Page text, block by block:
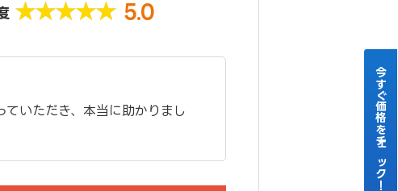
5.0
いただき、本当に助かりまし
今すぐ価格をチェック！